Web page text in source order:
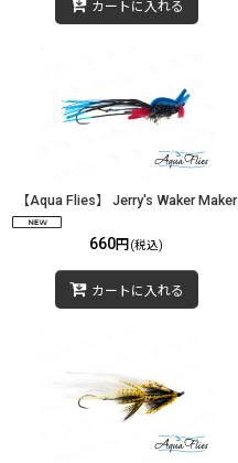
カートに入れる
【Aqua Flies】 Jerry's Waker Maker
660円 (税込)
カートに入れる